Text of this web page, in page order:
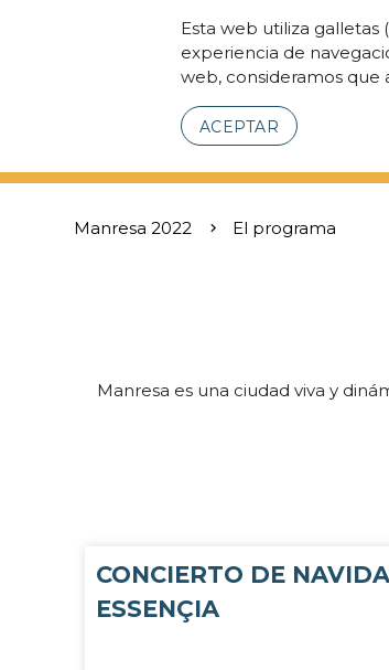
Esta web utiliza
experiencia de
web, consideramos que
ACEPTAR
Manresa 2022 El programa
Manresa es una ciudad viva y
CONCIERTO DE
ESSENÇIA